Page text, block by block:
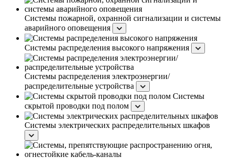
Системы пожарной, охранной сигнализации и системы
аварийного оповещения
Системы распределения высокого напряжения
Системы распределения электроэнергии/
распределительные устройства
Системы
скрытой проводки под полом
Системы электрических распределительных шкафов